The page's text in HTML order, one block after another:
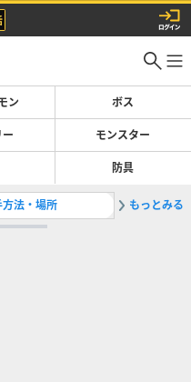
ン ボス
モンスター
防具
法・場所 2凶異モ
もっとみる